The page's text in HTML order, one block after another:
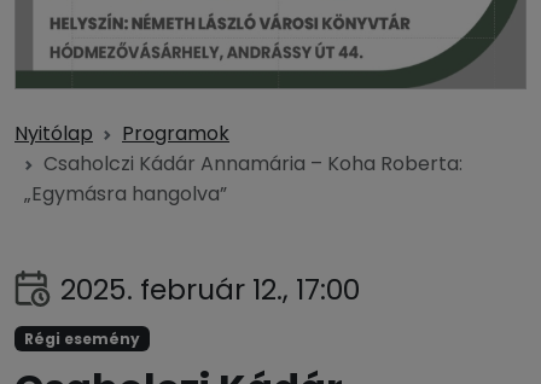
Nyitólap
Programok
Csaholczi Kádár Annamária – Koha Roberta:
„Egymásra hangolva”
2025. február 12., 17:00
Régi esemény